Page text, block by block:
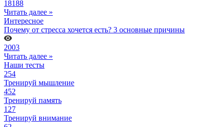
18188
Читать далее »
Интересное
Почему от стресса хочется есть? 3 основные причины
2003
Читать далее »
Наши тесты
254
Тренируй мышление
452
Тренируй память
127
Тренируй внимание